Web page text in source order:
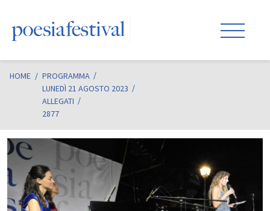
HOME / PROGRAMMA
LUNEDÌ 21 AGOSTO 2023
ALLEGATI
2877